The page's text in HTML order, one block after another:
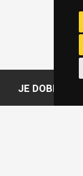
JE DOBRÉ
Slovníček pojmů